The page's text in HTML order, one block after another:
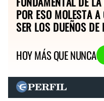
POR ESO MOLESTA A
SER LOS DUEÑOS
HOY MÁS QUE NUNCA